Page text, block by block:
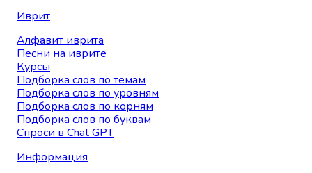
Иврит
Алфавит иврита
Песни на иврите
Курсы
Подборка слов по темам
Подборка слов по уровням
Подборка слов по корням
Подборка слов по буквам
Спроси в Chat GPT
Информация